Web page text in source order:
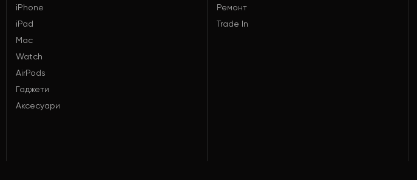
iPhone
iPad
Mac
Watch
AirPods
Гаджети
Аксесуари
Ремонт
Trade In